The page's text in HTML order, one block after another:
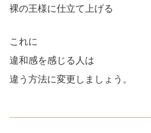
裸の王様に仕立て上げる
これに
違和感を感じる人は
違う方法に変更しましょう。